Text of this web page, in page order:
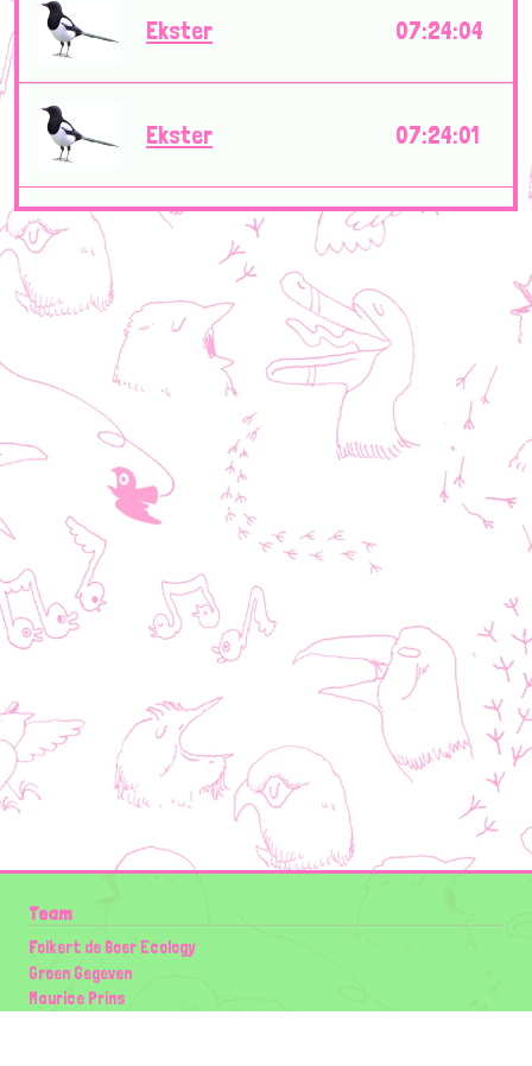
Ekster 07:24:04
Ekster 07:24:01
Team
Folkert de Boer Ecology
Groen Gegeven
Maurice Prins